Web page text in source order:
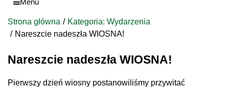
Menu
Strona główna
Kategoria: Wydarzenia
Nareszcie nadeszła WIOSNA!
Nareszcie nadeszła WIOSNA!
Pierwszy dzień wiosny postanowiliśmy przywitać